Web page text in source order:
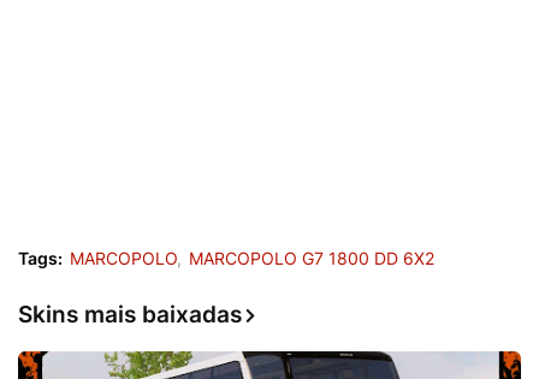
Tags: MARCOPOLO MARCOPOLO G7 1800 DD 6X2
Skins mais baixadas